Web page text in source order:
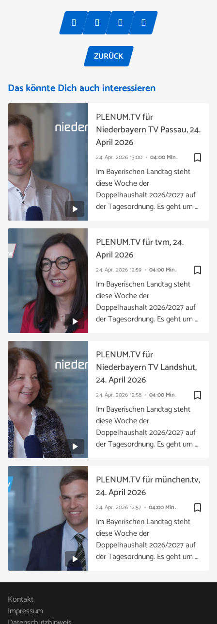
ZURÜCK
Das könnte Dich auch interessieren
bookmark_border
24. Apr. 2026 13:00 04:00 Min.
PLENUM.TV für
Niederbayern TV Passau, 24.
April 2026
Im Bayerischen Landtag steht
diese Woche der
Doppelhaushalt 2026/2027 auf
der Tagesordnung. Es geht um …
bookmark_border
24. Apr. 2026 12:59 04:00 Min.
PLENUM.TV für tvm, 24.
April 2026
Im Bayerischen Landtag steht
diese Woche der
Doppelhaushalt 2026/2027 auf
der Tagesordnung. Es geht um …
bookmark_border
24. Apr. 2026 12:58 04:00 Min.
PLENUM.TV für
Niederbayern TV Landshut,
24. April 2026
Im Bayerischen Landtag steht
diese Woche der
Doppelhaushalt 2026/2027 auf
der Tagesordnung. Es geht um …
bookmark_border
24. Apr. 2026 12:57 04:00 Min.
PLENUM.TV für münchen.tv,
24. April 2026
Im Bayerischen Landtag steht
diese Woche der
Doppelhaushalt 2026/2027 auf
der Tagesordnung. Es geht um …
Kontakt
Impressum